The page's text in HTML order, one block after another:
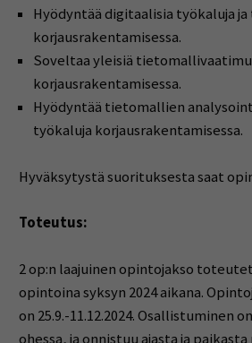
Hyödyntää digitaalisia työkaluja
korjausrakentamisessa.
Soveltaa yleisiä
korjausrakentamisessa.
Hyödyntää tietomallien
työkaluja korjausrakentamisessa.
Hyväksytystä suorituksesta saat
Toteutus:
2 op:n laajuinen opintojakso
opintoina syksyn 2024 aikana.
on 25.9.-11.12.2024. Osallistuminen
ohessa, ja onnistuu ajasta ja